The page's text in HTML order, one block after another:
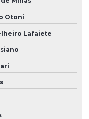
Otoni
Lafaiete